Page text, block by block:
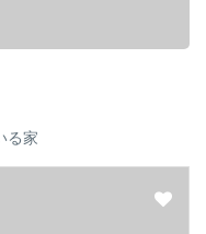
る家